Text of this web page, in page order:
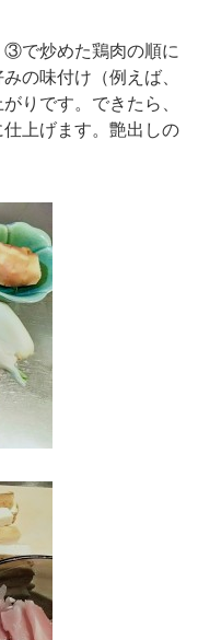
で炒めた鶏肉の順に
の味付け（例えば、
りです。できたら、
上げます。艶出しの